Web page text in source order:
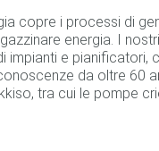
copre i processi di
energia. I
impianti e pianificatori,
da oltre 60
tra cui le pompe